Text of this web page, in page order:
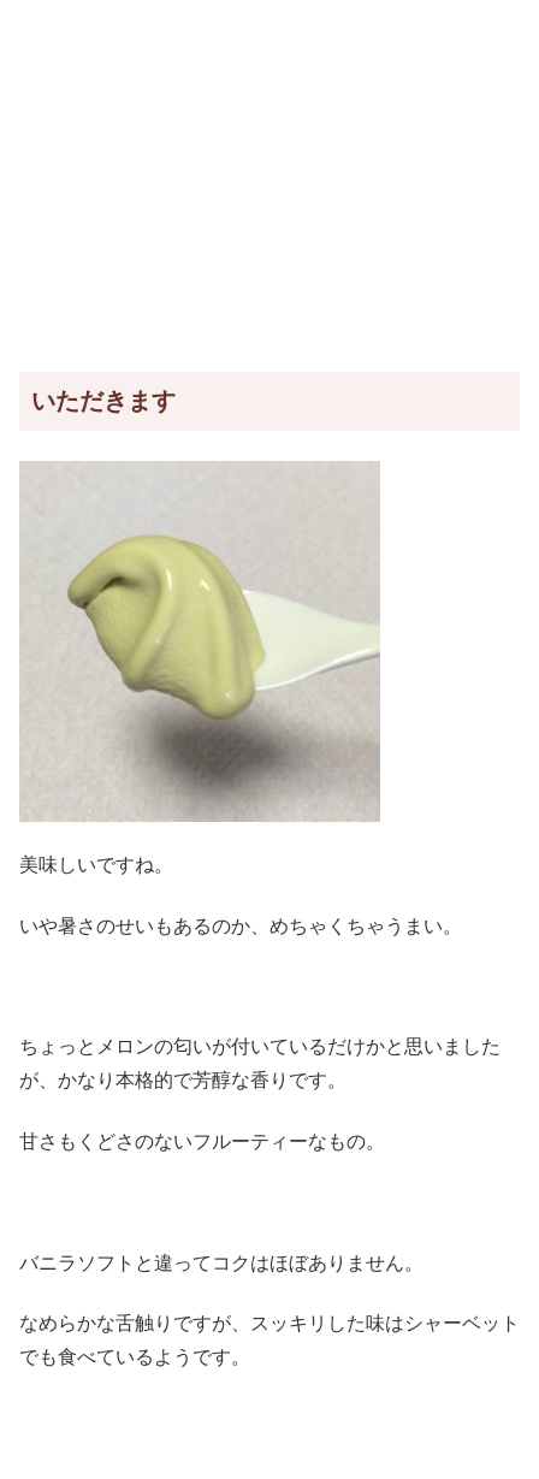
いただきます
美味しいですね。
いや暑さのせいもあるのか、めちゃくちゃうまい。
ちょっとメロンの匂いが付いているだけかと思いました
が、かなり本格的で芳醇な香りです。
甘さもくどさのないフルーティーなもの。
バニラソフトと違ってコクはほぼありません。
なめらかな舌触りですが、スッキリした味はシャーベット
でも食べているようです。